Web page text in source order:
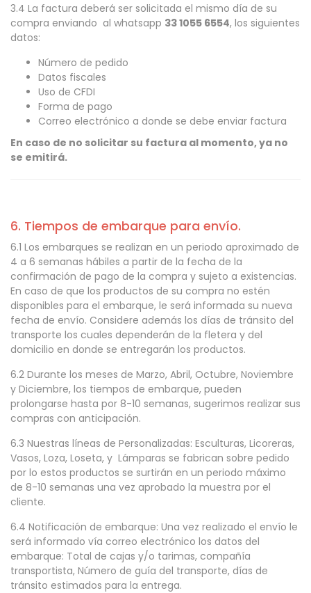
3.4 La factura deberá ser solicitada el mismo día de su
compra enviando al whatsapp 33 1055 6554, los siguientes
datos:
Número de pedido
Datos fiscales
Uso de CFDI
Forma de pago
Correo electrónico a donde se debe enviar factura
En caso de no solicitar su factura al momento, ya no
se emitirá.
6. Tiempos de embarque para envío.
6.1 Los embarques se realizan en un periodo aproximado de
4 a 6 semanas hábiles a partir de la fecha de la
confirmación de pago de la compra y sujeto a existencias.
En caso de que los productos de su compra no estén
disponibles para el embarque, le será informada su nueva
fecha de envío. Considere además los días de tránsito del
transporte los cuales dependerán de la fletera y del
domicilio en donde se entregarán los productos.
6.2 Durante los meses de Marzo, Abril, Octubre, Noviembre
y Diciembre, los tiempos de embarque, pueden
prolongarse hasta por 8-10 semanas, sugerimos realizar sus
compras con anticipación.
6.3 Nuestras líneas de Personalizadas: Esculturas, Licoreras,
Vasos, Loza, Loseta, y Lámparas se fabrican sobre pedido
por lo estos productos se surtirán en un periodo máximo
de 8-10 semanas una vez aprobado la muestra por el
cliente.
6.4 Notificación de embarque: Una vez realizado el envío le
será informado vía correo electrónico los datos del
embarque: Total de cajas y/o tarimas, compañía
transportista, Número de guía del transporte, días de
tránsito estimados para la entrega.